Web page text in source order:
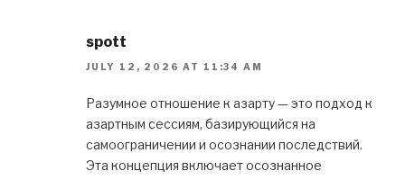
spott
JULY 12, 2026 AT 11:34 AM
Разумное отношение к азарту — это подход к
азартным сессиям, базирующийся на
самоограничении и осознании последствий.
Эта концепция включает осознанное